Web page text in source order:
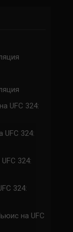
UFC 324:
UFC 324:
324:
324:
на UFC